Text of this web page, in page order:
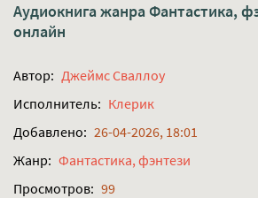
Аудиокнига жанра Фантастика,
онлайн
Автор: Джеймс Сваллоу
Исполнитель: Клерик
Добавлено: 26-04-2026, 18:01
Жанр: Фантастика, фэнтези
Просмотров: 99